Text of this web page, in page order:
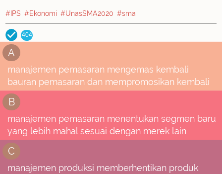
#IPS #Ekonomi #UnasSMA2020 #sma
404
A
manajemen pemasaran mengemas kembali
bauran pemasaran dan mempromosikan kembali
B
manajemen pemasaran menentukan segmen baru
yang lebih mahal sesuai dengan merek lain
C
manajemen produksi memberhentikan produk